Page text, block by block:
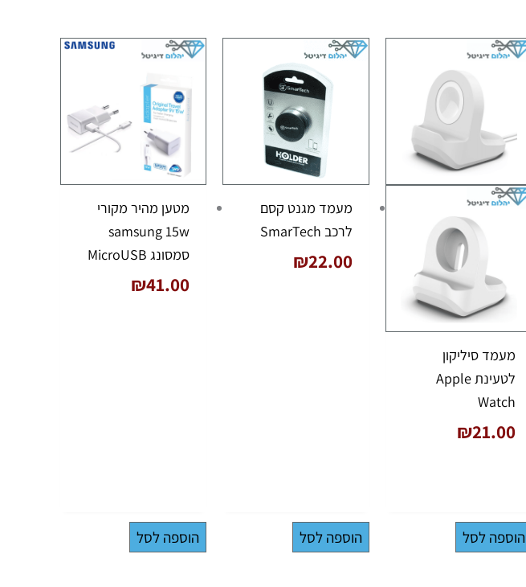
מעמד סיליקון
לטעינת Apple
Watch
₪21.00
הוספה לסל
מעמד מגנט קסם
לרכב SmarTech
₪22.00
הוספה לסל
מטען מהיר מקורי
samsung 15w
סמסונג MicroUSB
₪41.00
הוספה לסל